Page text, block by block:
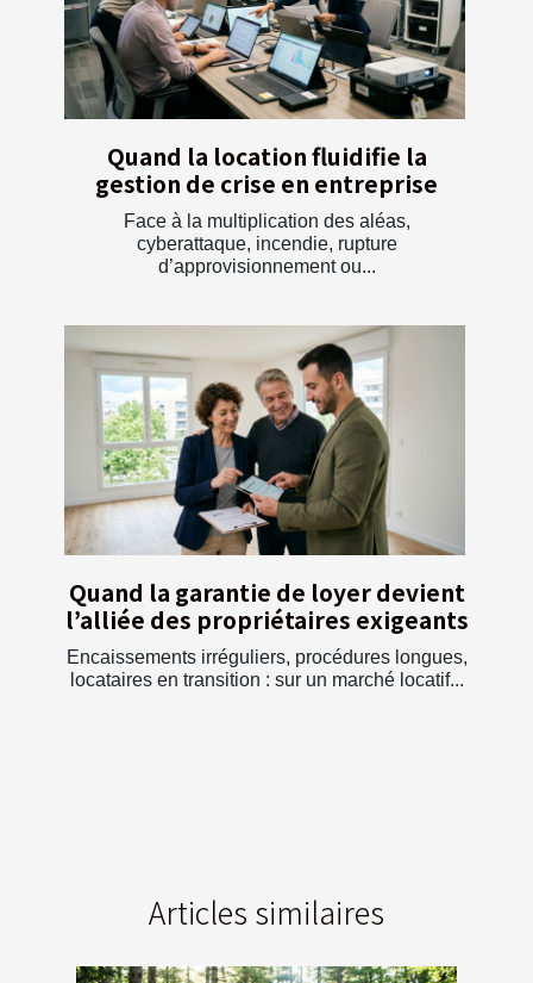
Quand la location fluidifie la
gestion de crise en entreprise
Face à la multiplication des aléas,
cyberattaque, incendie, rupture
d’approvisionnement ou...
Quand la garantie de loyer devient
l’alliée des propriétaires exigeants
Encaissements irréguliers, procédures longues,
locataires en transition : sur un marché locatif...
Articles similaires